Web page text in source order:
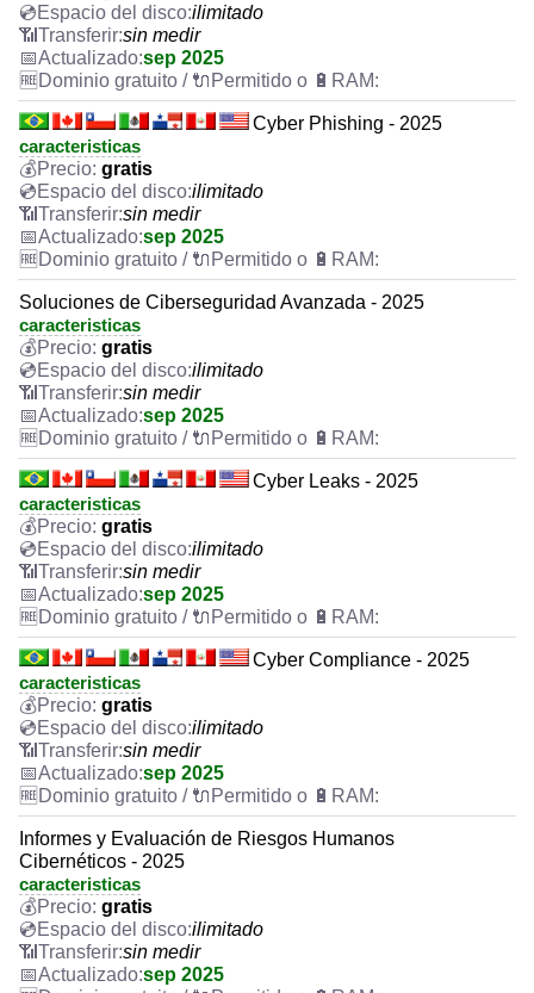
ilimitado
sin medir
sep 2025
Cyber Phishing - 2025
caracteristicas
gratis
ilimitado
sin medir
sep 2025
Soluciones de Ciberseguridad Avanzada - 2025
caracteristicas
gratis
ilimitado
sin medir
sep 2025
Cyber Leaks - 2025
caracteristicas
gratis
ilimitado
sin medir
sep 2025
Cyber Compliance - 2025
caracteristicas
gratis
ilimitado
sin medir
sep 2025
Informes y Evaluación de Riesgos Humanos
Cibernéticos - 2025
caracteristicas
gratis
ilimitado
sin medir
sep 2025